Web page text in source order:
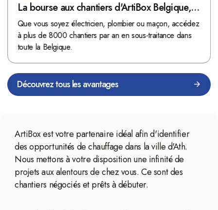
La bourse aux chantiers d'ArtiBox Belgique,
véritable mine d'or !
Que vous soyez électricien, plombier ou maçon, accédez
à plus de 8000 chantiers par an en sous-traitance dans
toute la Belgique.
Découvrez tous les avantages
ArtiBox est votre partenaire idéal afin d'identifier
des opportunités de chauffage dans la ville d'Ath.
Nous mettons à votre disposition une infinité de
projets aux alentours de chez vous. Ce sont des
chantiers négociés et prêts à débuter.